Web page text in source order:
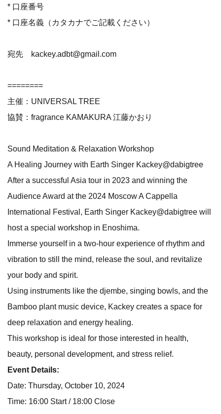
* 口座番号
* 口座名義（カタカナでご記載ください）
宛先 kackey.adbt@gmail.com
========
主催：UNIVERSAL TREE
協賛：fragrance KAMAKURA 江藤かおり
Sound Meditation & Relaxation Workshop
A Healing Journey with Earth Singer Kackey@dabigtree
After a successful Asia tour in 2023 and winning the
Audience Award at the 2024 Moscow A Cappella
International Festival, Earth Singer Kackey@dabigtree will
host a special workshop in Enoshima.
Immerse yourself in a two-hour experience of rhythm and
vibration to still the mind, release the soul, and revitalize
your body and spirit.
Using instruments like the djembe, singing bowls, and the
Bamboo plant music device, Kackey creates a space for
deep relaxation and energy healing.
This workshop is ideal for those interested in health,
beauty, personal development, and stress relief.
Event Details:
Date: Thursday, October 10, 2024
Time: 16:00 Start / 18:00 Close